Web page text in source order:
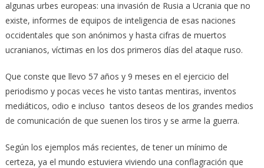
algunas urbes europeas: una invasión de Rusia a Ucrania que no
existe, informes de equipos de inteligencia de esas naciones
occidentales que son anónimos y hasta cifras de muertos
ucranianos, víctimas en los dos primeros días del ataque ruso.
Que conste que llevo 57 años y 9 meses en el ejercicio del
periodismo y pocas veces he visto tantas mentiras, inventos
mediáticos, odio e incluso tantos deseos de los grandes medios
de comunicación de que suenen los tiros y se arme la guerra.
Según los ejemplos más recientes, de tener un mínimo de
certeza, ya el mundo estuviera viviendo una conflagración que